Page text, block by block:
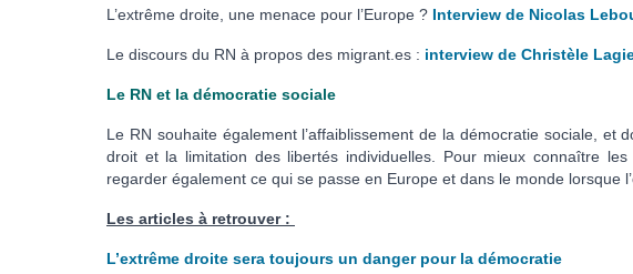
L’extrême droite, une menace pour l’Europe ? Interview de Nicolas
Le discours du RN à propos des migrant.es : interview de Christèle
Le RN et la démocratie sociale
Le RN souhaite également l’affaiblissement de la démocratie sociale, et
droit et la limitation des libertés individuelles. Pour mieux connaître
regarder également ce qui se passe en Europe et dans le monde lorsque
Les articles à retrouver :
L’extrême droite sera toujours un danger pour la démocratie